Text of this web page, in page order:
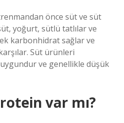
önce süt ve süt
yoğurt, sütlü tatlılar ve
karbonhidrat sağlar ve
Süt ürünleri
ve genellikle düşük
var mı?